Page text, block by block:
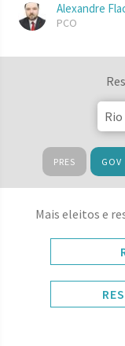
Alexandre
PCO
PRES GOV
Mais eleitos e